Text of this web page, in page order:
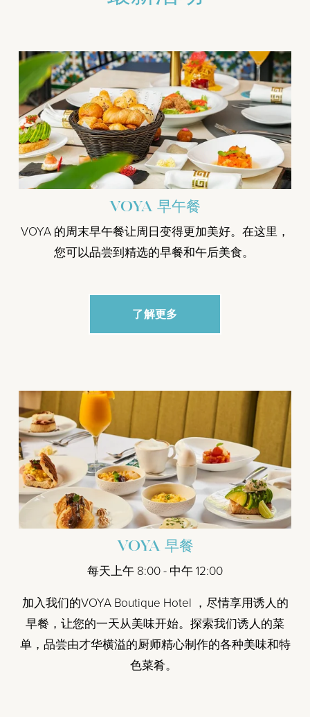
VOYA 的周末早午餐让周日变得更加美好。在这里，
您可以品尝到精选的早餐和午后美食。
VOYA 早午餐
了解更多
每天上午 8:00 - 中午 12:00
加入我们的VOYA Boutique Hotel ，尽情享用诱人的
早餐，让您的一天从美味开始。探索我们诱人的菜
单，品尝由才华横溢的厨师精心制作的各种美味和特
色菜肴。
VOYA 早餐